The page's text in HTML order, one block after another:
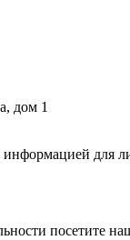
дом 1
для
посетите